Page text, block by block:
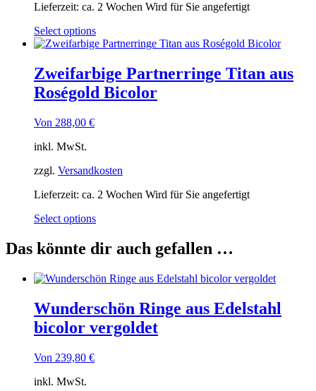
Lieferzeit: ca. 2 Wochen Wird für Sie angefertigt
Select options
Zweifarbige Partnerringe Titan aus
Roségold Bicolor
Von 288,00 €
inkl. MwSt.
zzgl. Versandkosten
Lieferzeit: ca. 2 Wochen Wird für Sie angefertigt
Select options
Das könnte dir auch gefallen …
Wunderschön Ringe aus Edelstahl
bicolor vergoldet
Von 239,80 €
inkl. MwSt.